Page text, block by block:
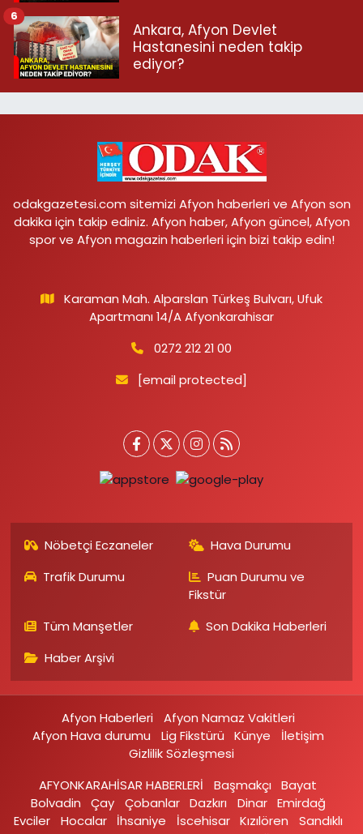
Ankara, Afyon Devlet
Hastanesini neden takip
ediyor?
6
odakgazetesi.com sitemizi Afyon haberleri ve Afyon son
dakika için takip ediniz. Afyon haber, Afyon güncel, Afyon
spor ve Afyon magazin haberleri için bizi takip edin!
Karaman Mah. Alparslan Türkeş Bulvarı, Ufuk
Apartmanı 14/A Afyonkarahisar
0272 212 21 00
[email protected]
Nöbetçi Eczaneler
Hava Durumu
Trafik Durumu
Puan Durumu ve
Fikstür
Tüm Manşetler
Son Dakika Haberleri
Haber Arşivi
Afyon Haberleri
Afyon Namaz Vakitleri
Afyon Hava durumu
Lig Fikstürü Künye
İletişim
Gizlilik Sözleşmesi
AFYONKARAHİSAR HABERLERİ
Başmakçı
Bayat
Bolvadin
Çay Çobanlar Dazkırı Dinar Emirdağ‎
Evciler‎
Hocalar İhsaniye‎ İscehisar Kızılören‎
Sandıklı‎